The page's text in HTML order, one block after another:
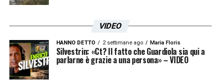
VIDEO
HANNO DETTO 2 settimane ago Maria Floris
Silvestrin: «Ct? Il fatto che Guardiola sia qui a
parlarne è grazie a una persona» – VIDEO